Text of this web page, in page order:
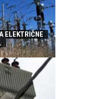
ELEKTRIČNE